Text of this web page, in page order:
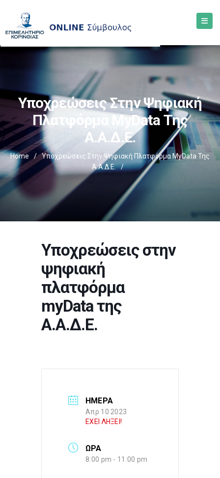
Υποχρεώσεις Στην Ψηφιακή
Πλατφόρμα MyData Της
Α.Α.Δ.Ε.
Home /
Υποχρεώσεις Στην Ψηφιακή Πλατφόρμα MyData Της
Α.Α.Δ.Ε.
/
Υποχρεώσεις στην
ψηφιακή
πλατφόρμα
myData της
Α.Α.Δ.Ε.
ΗΜΕΡΑ
Απρ 10 2023
ΕΧΕΙ ΛΗΞΕΙ!
ΩΡΑ
8:00 pm - 11:00 pm